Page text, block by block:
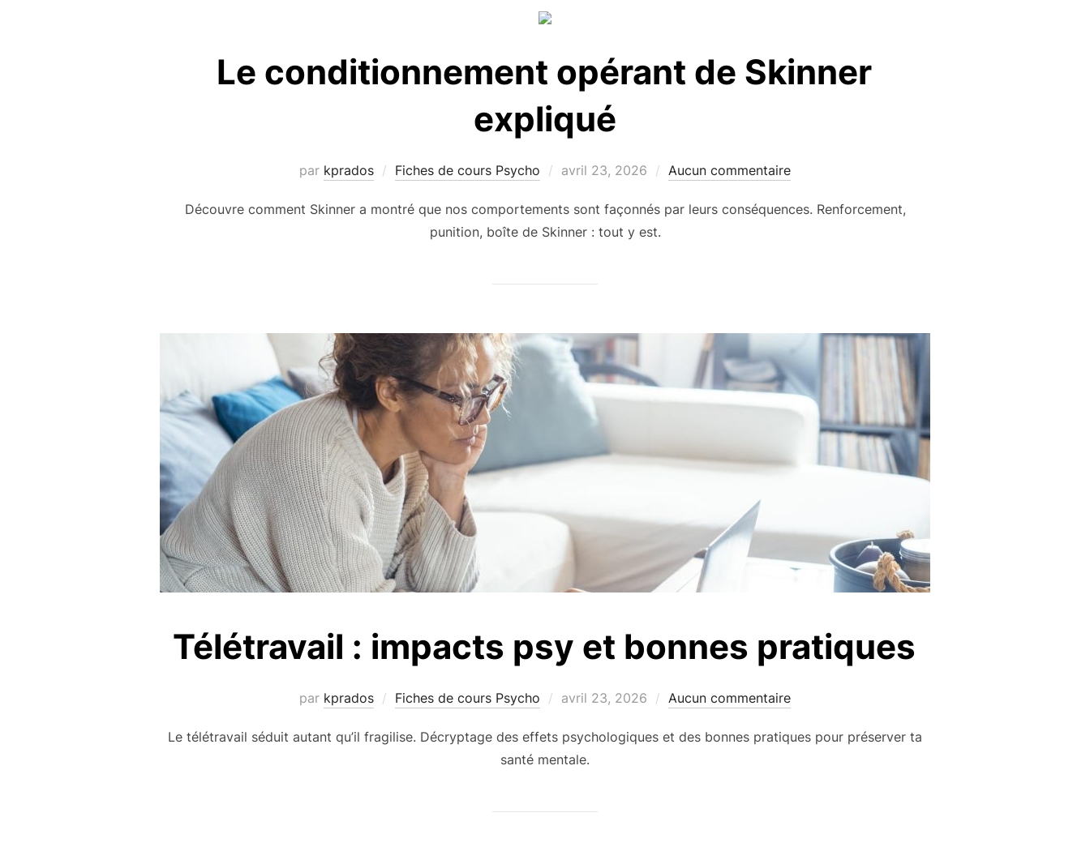
Le conditionnement opérant de Skinner
expliqué
par kprados Fiches de cours Psycho
Publié
avril 23, 2026 Aucun commentaire
Découvre comment Skinner a montré que nos comportements sont façonnés par leurs conséquences. Renforcement,
punition, boîte de Skinner : tout y est.
Télétravail : impacts psy et bonnes pratiques
par kprados Fiches de cours Psycho
Publié
avril 23, 2026 Aucun commentaire
Le télétravail séduit autant qu’il fragilise. Décryptage des effets psychologiques et des bonnes pratiques pour préserver ta
santé mentale.